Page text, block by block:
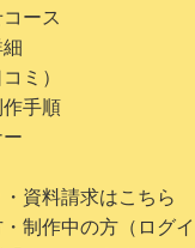
ース
ミ）
作手順
・資料請求はこちら
制作中の方（ログイ